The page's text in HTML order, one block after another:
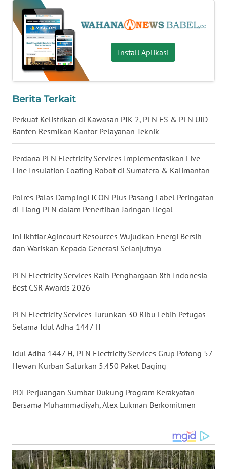
Install Aplikasi
Berita Terkait
Perkuat Kelistrikan di Kawasan PIK 2, PLN ES & PLN UID
Banten Resmikan Kantor Pelayanan Teknik
Perdana PLN Electricity Services Implementasikan Live
Line Insulation Coating Robot di Sumatera & Kalimantan
Polres Palas Dampingi ICON Plus Pasang Label Peringatan
di Tiang PLN dalam Penertiban Jaringan Ilegal
Ini Ikhtiar Agincourt Resources Wujudkan Energi Bersih
dan Wariskan Kepada Generasi Selanjutnya
PLN Electricity Services Raih Penghargaan 8th Indonesia
Best CSR Awards 2026
PLN Electricity Services Turunkan 30 Ribu Lebih Petugas
Selama Idul Adha 1447 H
Idul Adha 1447 H, PLN Electricity Services Grup Potong 57
Hewan Kurban Salurkan 5.450 Paket Daging
PDI Perjuangan Sumbar Dukung Program Kerakyatan
Bersama Muhammadiyah, Alex Lukman Berkomitmen
WN
MALUKU
WN
MALUT
WN
DAIRI
WN
DANAU
SELATAN
WN
TANJUNG
LESUNG
WN
WN
SIMALUNGUN
WN